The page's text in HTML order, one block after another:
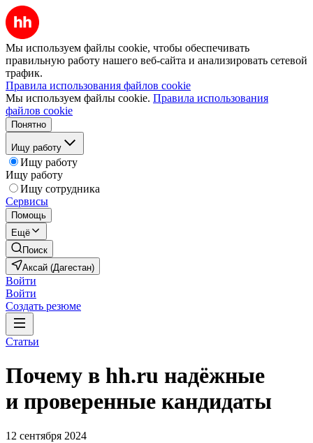
Мы используем файлы cookie, чтобы обеспечивать
правильную работу нашего веб-сайта и анализировать сетевой
трафик.
Правила использования файлов cookie
Мы используем файлы cookie. Правила использования
файлов cookie
Понятно
Ищу работу
Ищу работу
Ищу работу
Ищу сотрудника
Сервисы
Помощь
Ещё
Поиск
Аксай (Дагестан)
Войти
Войти
Создать резюме
Статьи
Почему в hh.ru надёжные
и проверенные кандидаты
12 сентября 2024